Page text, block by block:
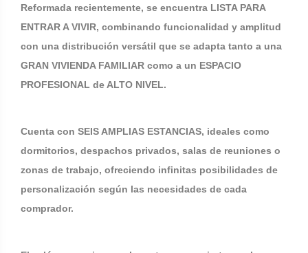
Reformada recientemente, se encuentra LISTA PARA
ENTRAR A VIVIR, combinando funcionalidad y amplitud
con una distribución versátil que se adapta tanto a una
GRAN VIVIENDA FAMILIAR como a un ESPACIO
PROFESIONAL de ALTO NIVEL.
Cuenta con SEIS AMPLIAS ESTANCIAS, ideales como
dormitorios, despachos privados, salas de reuniones o
zonas de trabajo, ofreciendo infinitas posibilidades de
personalización según las necesidades de cada
comprador.